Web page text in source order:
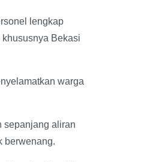
lengkap
Bekasi
warga
sepanjang aliran
berwenang.